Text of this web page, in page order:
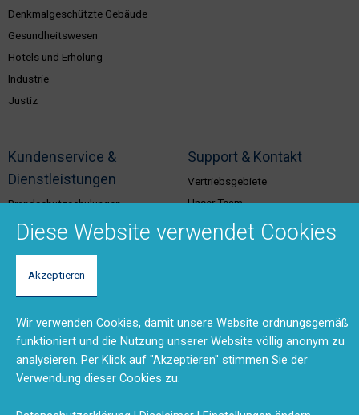
Denkmalgeschützte Gebäude
Gesundheitswesen
Hotels und Erholung
Industrie
Justiz
Kundenservice &
Dienstleistungen
Brandschutzschulungen
Planungstool
Ausschreibungstexte
Support & Kontakt
Vertriebsgebiete
Unser Team
Rücksendungen und Reparaturen
(RMA)
Disclaimer Impressum Datenschutzerklärung
Diese Website verwendet Cookies
Akzeptieren
Wir verwenden Cookies, damit unsere Website ordnungsgemäß
funktioniert und die Nutzung unserer Website völlig anonym zu
analysieren. Per Klick auf "Akzeptieren" stimmen Sie der
Verwendung dieser Cookies zu.